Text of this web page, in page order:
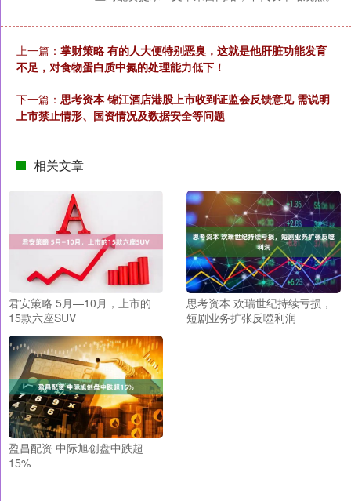
上一篇： 掌财策略 有的人大便特别恶臭，这就是他肝脏功能发育
不足，对食物蛋白质中氮的处理能力低下！
下一篇： 思考资本 锦江酒店港股上市收到证监会反馈意见 需说明
上市禁止情形、国资情况及数据安全等问题
相关文章
君安策略 5月—10月，上市的
15款六座SUV
思考资本 欢瑞世纪持续亏损，
短剧业务扩张反噬利润
盈昌配资 中际旭创盘中跌超
15%